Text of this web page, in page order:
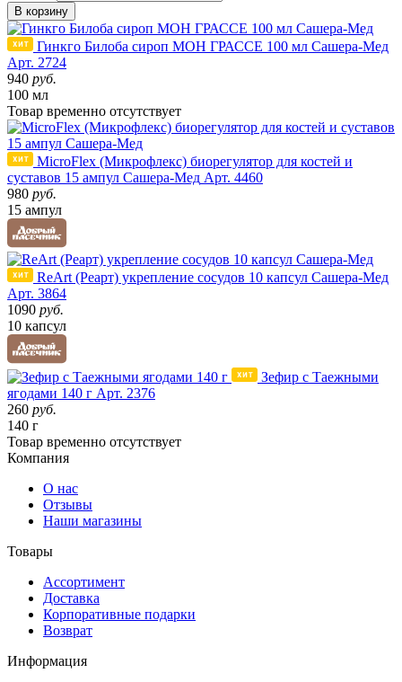
В корзину
Гинкго Билоба сироп МОН ГРАССЕ 100 мл Сашера-Мед
Арт. 2724
940 руб.
100 мл
Товар временно отсутствует
MicroFlex (Микрофлекс) биорегулятор для костей и
суставов 15 ампул Сашера-Мед Арт. 4460
980 руб.
15 ампул
ReArt (Реарт) укрепление сосудов 10 капсул Сашера-Мед
Арт. 3864
1090 руб.
10 капсул
Зефир с Таежными
ягодами 140 г Арт. 2376
260 руб.
140 г
Товар временно отсутствует
Компания
О нас
Отзывы
Наши магазины
Товары
Ассортимент
Доставка
Корпоративные подарки
Возврат
Информация